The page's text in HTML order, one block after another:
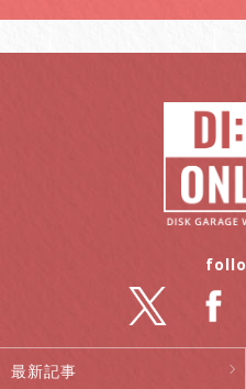
最新記事